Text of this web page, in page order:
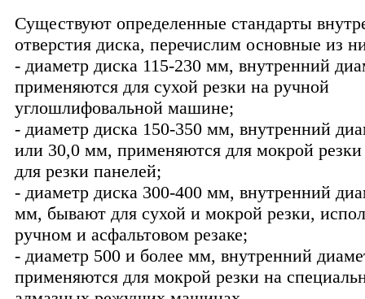
Существуют определенные стандарты
отверстия диска, перечислим основные из
- диаметр диска 115-230 мм, внутренний
применяются для сухой резки на ручной
углошлифовальной машине;
- диаметр диска 150-350 мм, внутренний
или 30,0 мм, применяются для мокрой резки
для резки панелей;
- диаметр диска 300-400 мм, внутренний
мм, бывают для сухой и мокрой резки,
ручном и асфальтовом резаке;
- диаметр 500 и более мм, внутренний
применяются для мокрой резки на